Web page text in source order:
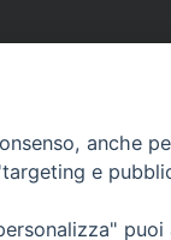
anche
e